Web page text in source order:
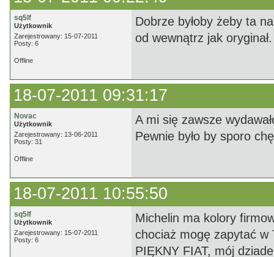
sq5lf
Użytkownik
Zarejestrowany: 15-07-2011
Posty: 6
Dobrze byłoby żeby ta
od wewnątrz jak
Offline
18-07-2011 09:31:17
Novac
Użytkownik
Zarejestrowany: 13-06-2011
Posty: 31
A mi się zawsze
Pewnie było by sporo
Offline
18-07-2011 10:55:50
sq5lf
Użytkownik
Zarejestrowany: 15-07-2011
Posty: 6
Michelin ma kolory
chociaż mogę zapytać w
PIĘKNY FIAT, mój